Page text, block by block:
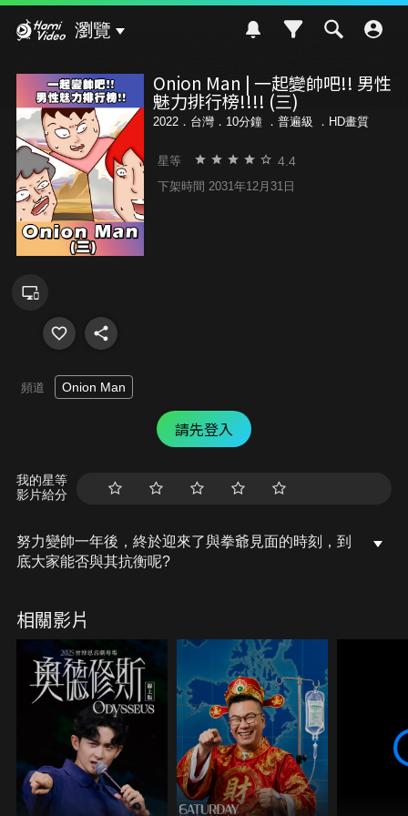
瀏覽
Onion Man | 一起變帥吧!! 男性
魅力排行榜!!!! (三)
2022．台灣．10分鐘 ． 普遍級 ．HD畫質
星等 4.4
下架時間 2031年12月31日
頻道 Onion Man
請先登入
我的星等
影片給分
努力變帥一年後，終於迎來了與拳爺見面的時刻，到
底大家能否與其抗衡呢?
相關影片